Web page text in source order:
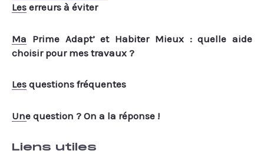
Les erreurs à éviter
Ma Prime Adapt’ et Habiter Mieux : quelle aide
choisir pour mes travaux ?
Les questions fréquentes
Une question ? On a la réponse !
Liens utiles